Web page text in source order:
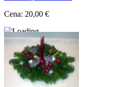
Cena: 20,00 €
Aktualizujem fúrik…